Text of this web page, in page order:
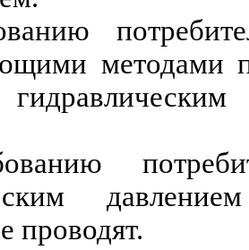
щими методами
давлени
проводят.